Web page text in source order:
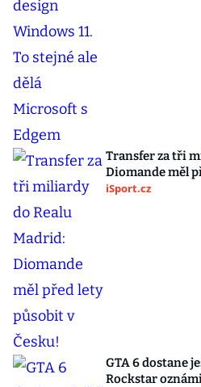
Transfer za tři
Diomande měl
iSport.cz
GTA 6 dostane
Rockstar